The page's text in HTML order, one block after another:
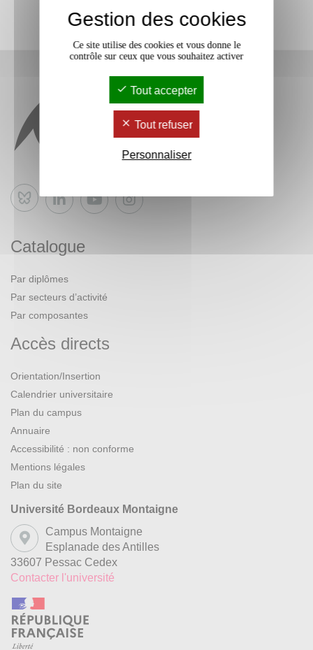
Bluesky
Catalogue
Par diplômes
Par secteurs d’activité
Par composantes
Accès directs
Orientation/Insertion
Calendrier universitaire
Plan du campus
Annuaire
Accessibilité : non conforme
Mentions légales
Plan du site
Université Bordeaux Montaigne
Campus Montaigne
Esplanade des Antilles
33607 Pessac Cedex
Contacter l'université
Gestion des cookies
Ce site utilise des cookies et vous donne le
contrôle sur ceux que vous souhaitez activer
Tout accepter
Tout refuser
Personnaliser